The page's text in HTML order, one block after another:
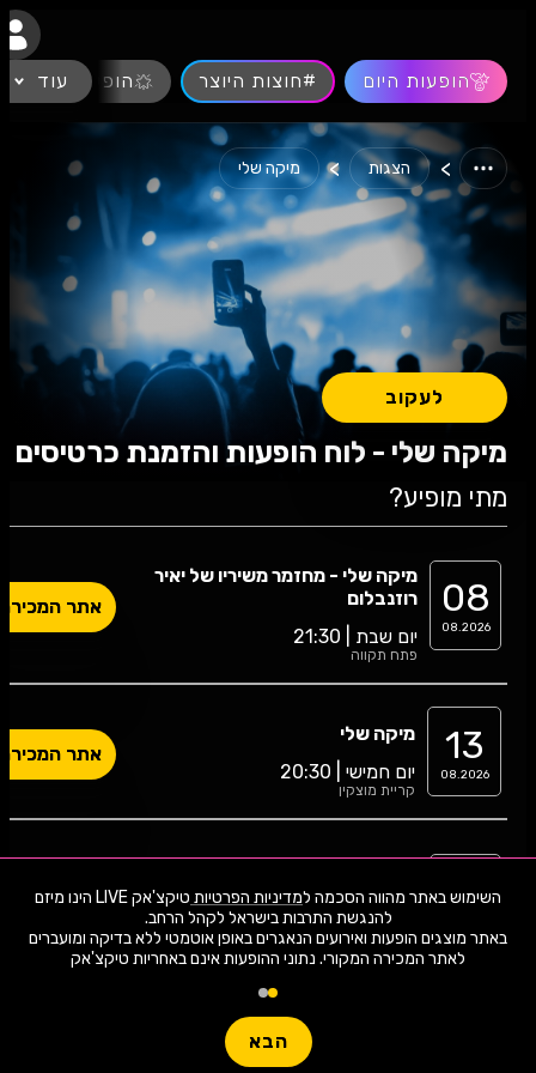
השימוש באתר מהווה הסכמה למדיניות הפרטיות
טיקצ'אק LIVE הינו מיזם
באתר מוצגים הופעות ואירועים הנאגרים באופן אוטמטי ללא בדיקה ומועברים
לאתר המכירה המקורי. נתוני ההופעות אינם באחריות טיקצ'אק
הבא
הופעות היום #חוצות היוצר הופעות חיות
עוד
> הצגות > מיקה שלי
מיקה שלי - לוח הופעות והזמנת כרטיסים
לעקוב
מתי מופיע?
08
08.2026
מיקה שלי - מחזמר משיריו של יאיר
רוזנבלום
יום שבת | 21:30
פתח תקווה
אתר המכירה
13
08.2026
מיקה שלי
יום חמישי | 20:30
קריית מוצקין
אתר המכירה
22
רוזנבלום
יום שבת | 21:00
הרצליה
אתר המכירה